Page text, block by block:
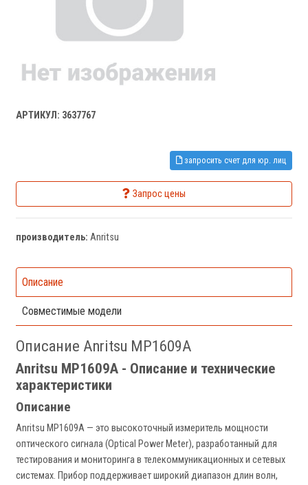
АРТИКУЛ: 3637767
запросить счет для юр. лиц
Запрос цены
производитель: Anritsu
Описание
Совместимые модели
Описание Anritsu MP1609A
Anritsu MP1609A - Описание и технические
характеристики
Описание
Anritsu MP1609A — это высокоточный измеритель мощности
оптического сигнала (Optical Power Meter), разработанный для
тестирования и мониторинга в телекоммуникационных и сетевых
системах. Прибор поддерживает широкий диапазон длин волн,